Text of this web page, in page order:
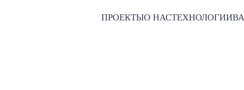
ПРОЕКТЫО НАСТЕХНОЛОГИИ